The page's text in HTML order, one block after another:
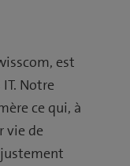
est
Notre
ce qui, à
vie de